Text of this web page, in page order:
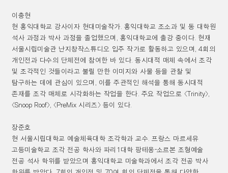
이충현
현 홍익대학교 강사이자 현대미술작가
홍익대학교 조소과 및 동 대학원
석사 과정과 박사 과정을 졸업했으며
홍익대학교에 출강 중이다
현재
서울시립미술관 난지창작스튜디오 입주 작가로 활동하고 있으며
, 4회의
개인전과 다수의 단체전에 참여한 바 있다 .동시대적 매체 속에서 조각
및 조각적인 것들이라고 불릴 만한 이미지와 사물 등을 관찰 및
탐구하는 데에 관심이 있으며
이를 주관적인 해석을 통해 동시대적
존재를 조각 매체로 시각화하는 작업을 한다
주요 작업으로 〈Trinity〉,
〈Snoop Roof〉 ,〈 PreMix 시리즈 〉 등이 있다
장준호
현 서울시립대학교 예술체육대학 조각학과 교수
프랑스 마르세유
고등미술학교 조각 전공 학사와 파리 1 대학 팡테옹-소르본 조형예술
전공 석사 학위를 받았으며 홍익대학교 미술학과에서 조각 전공 박사